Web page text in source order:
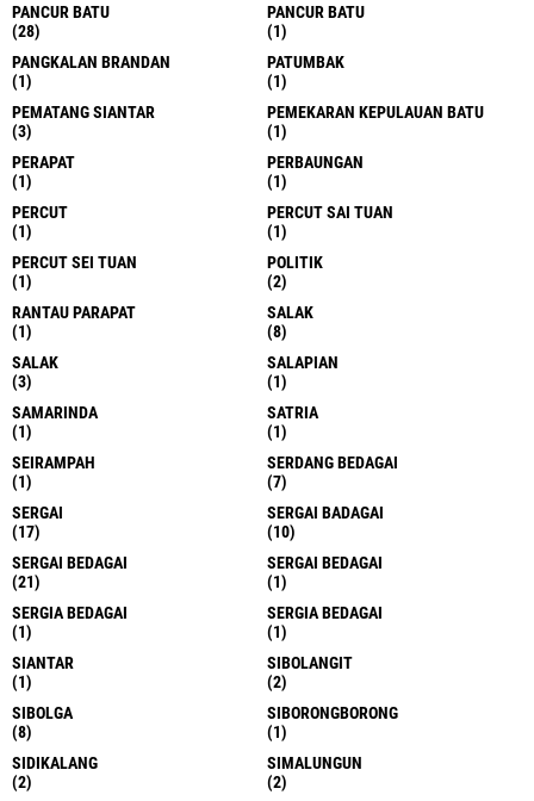
PANCUR BATU
(28)
PANCUR BATU
(1)
PANGKALAN BRANDAN
(1)
PATUMBAK
(1)
PEMATANG SIANTAR
(3)
PEMEKARAN KEPULAUAN BATU
(1)
PERAPAT
(1)
PERBAUNGAN
(1)
PERCUT
(1)
PERCUT SAI TUAN
(1)
PERCUT SEI TUAN
(1)
POLITIK
(2)
RANTAU PARAPAT
(1)
SALAK
(8)
SALAK
(3)
SALAPIAN
(1)
SAMARINDA
(1)
SATRIA
(1)
SEIRAMPAH
(1)
SERDANG BEDAGAI
(7)
SERGAI
(17)
SERGAI BADAGAI
(10)
SERGAI BEDAGAI
(21)
SERGAI BEDAGAI
(1)
SERGIA BEDAGAI
(1)
SERGIA BEDAGAI
(1)
SIANTAR
(1)
SIBOLANGIT
(2)
SIBOLGA
(8)
SIBORONGBORONG
(1)
SIDIKALANG
(2)
SIMALUNGUN
(2)